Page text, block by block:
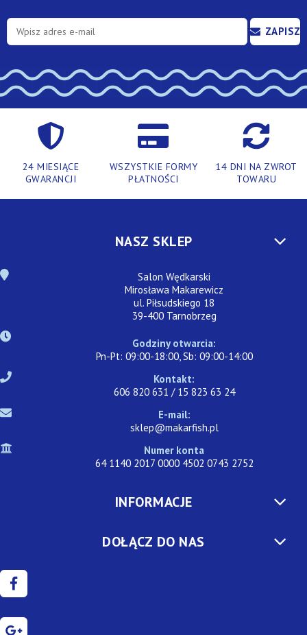
ZAPISZ
24 MIESIĄCE
GWARANCJI
WSZYSTKIE FORMY
PŁATNOŚCI
14 DNI NA ZWROT
TOWARU
NASZ SKLEP
Salon Wędkarski
Mirosława Makarewicz
ul. Piłsudskiego 18
39-400 Tarnobrzeg
Godziny otwarcia:
Pn-Pt: 09:00-18:00, Sb: 09:00-14:00
Kontakt:
606 820 631 / 15 823 63 24
E-mail:
sklep@makarfish.pl
Numer konta
64 1140 2017 0000 4502 0743 2752
INFORMACJE
DOŁĄCZ DO NAS